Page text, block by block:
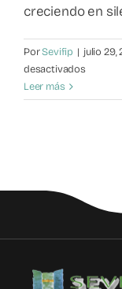
Contacto
creciendo en
PorSevifip | julio 29,
desactivadosen
Filio-
Leer más